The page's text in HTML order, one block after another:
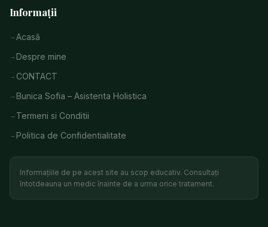
Informații
Acasă
Despre mine
CONTACT
Bunica Sofia – Asistenta Holistica
Termeni si Conditii
Politica de Confidentialitate
Informațiile de pe acest site au scop educativ. Consultați
întotdeauna un medic înainte de a urma orice tratament.